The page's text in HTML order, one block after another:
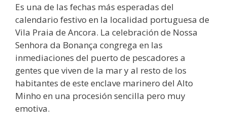
Es una de las fechas más esperadas del
calendario festivo en la localidad portuguesa de
Vila Praia de Ancora. La celebración de Nossa
Senhora da Bonança congrega en las
inmediaciones del puerto de pescadores a
gentes que viven de la mar y al resto de los
habitantes de este enclave marinero del Alto
Minho en una procesión sencilla pero muy
emotiva.